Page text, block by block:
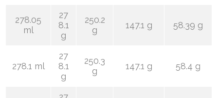
278.05
ml
27
8.1
g
250.2
g
147.1 g 58.39 g
278.1 ml
27
8.1
g
250.3
g
147.1 g 58.4 g